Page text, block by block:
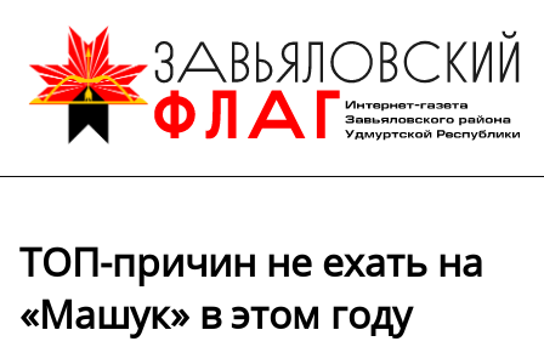
ТОП-причин не ехать на
«Машук» в этом году